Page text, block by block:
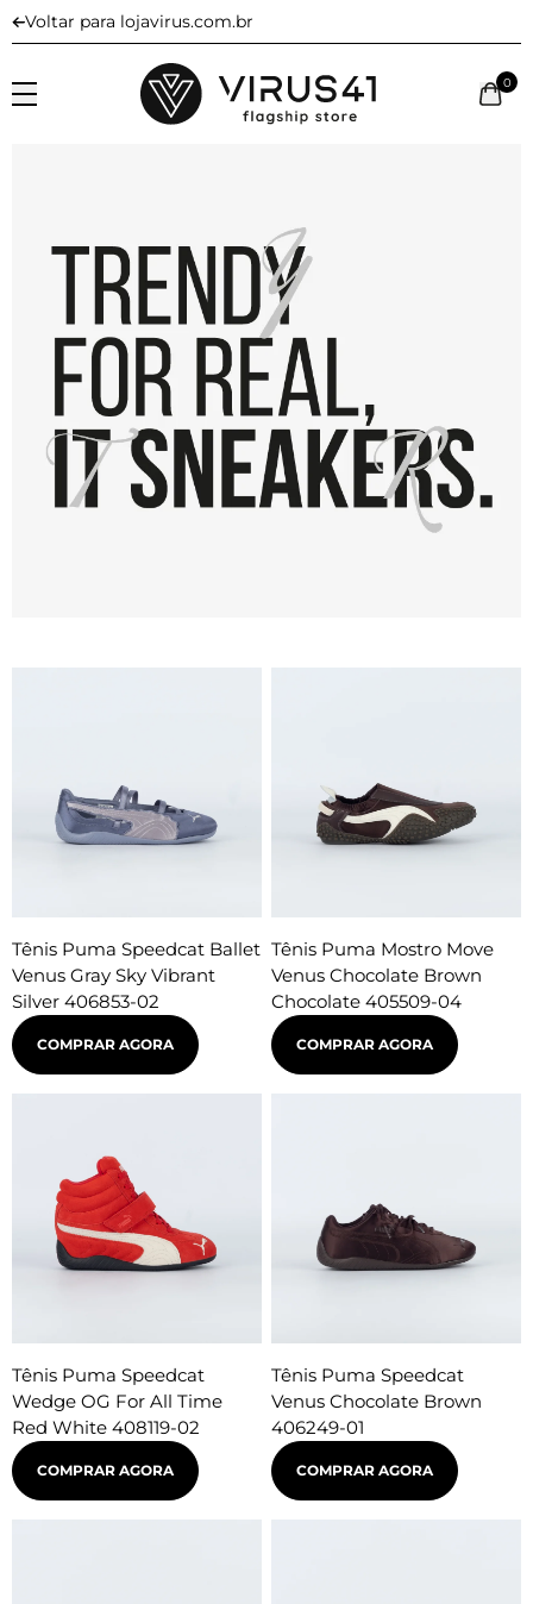
Voltar para lojavirus.com.br
0
Tênis Puma Speedcat Ballet
Venus Gray Sky Vibrant
Silver 406853-02
COMPRAR AGORA
Tênis Puma Mostro Move
Venus Chocolate Brown
Chocolate 405509-04
COMPRAR AGORA
Tênis Puma Speedcat
Wedge OG For All Time
Red White 408119-02
COMPRAR AGORA
Tênis Puma Speedcat
Venus Chocolate Brown
406249-01
COMPRAR AGORA